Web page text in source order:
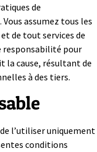
de
assumez tous les
de tout services de
responsabilité pour
la cause, résultant de
à des tiers.
l’utiliser uniquement
conditions